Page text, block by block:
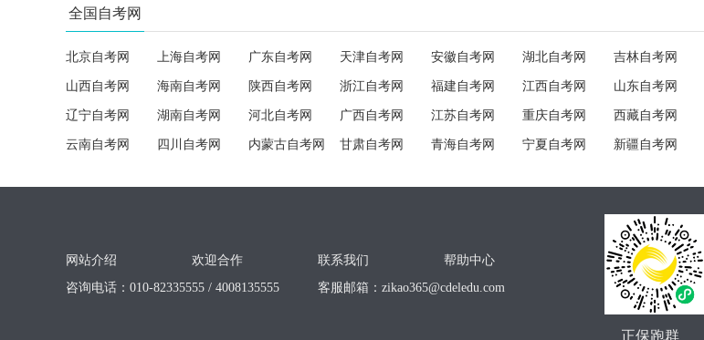
全国自考网
北京自考网 上海自考网 广东自考网 天津自考网 安徽自考网 湖北自考网 吉林自考网
山西自考网 海南自考网 陕西自考网 浙江自考网 福建自考网 江西自考网 山东自考网
辽宁自考网 湖南自考网 河北自考网 广西自考网 江苏自考网 重庆自考网 西藏自考网
云南自考网 四川自考网 内蒙古自考网 甘肃自考网 青海自考网 宁夏自考网 新疆自考网
网站介绍 欢迎合作 联系我们
帮助中心
咨询电话：010-82335555 / 4008135555
客服邮箱： zikao365@cdeledu.com
正保跑群